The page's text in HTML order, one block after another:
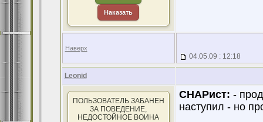
Наказать
Наверх
04.05.09 : 12:18
Leonid
ПОЛЬЗОВАТЕЛЬ ЗАБАНЕН
ЗА ПОВЕДЕНИЕ,
НЕДОСТОЙНОЕ ВОИНА
СНАРист: -
наступил - но